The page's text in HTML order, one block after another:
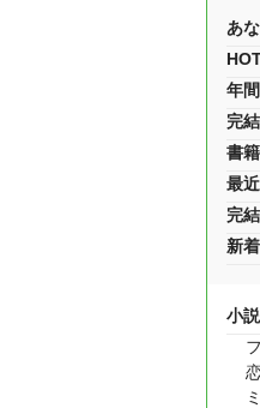
あ
年
完
書
最
完
新
小